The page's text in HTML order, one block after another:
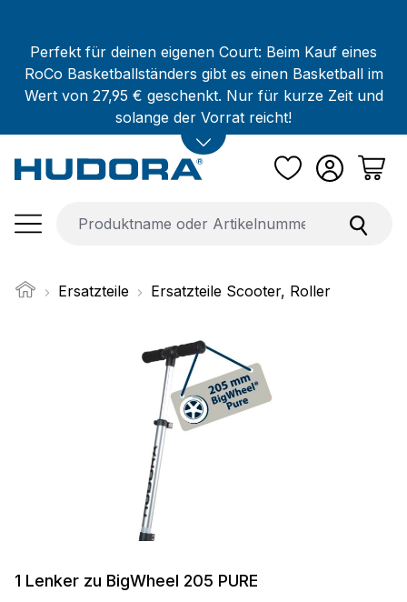
Perfekt für deinen eigenen Court: Beim Kauf eines
RoCo Basketballständers gibt es einen Basketball im
Wert von 27,95 € geschenkt. Nur für kurze Zeit und
solange der Vorrat reicht!
Ersatzteile Ersatzteile Scooter, Roller
Bildergalerie überspringen
1 Lenker zu BigWheel 205 PURE